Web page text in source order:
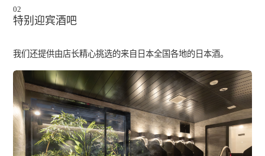
02
特别迎宾酒吧
我们还提供由店长精心挑选的来自日本全国各地的日本酒。